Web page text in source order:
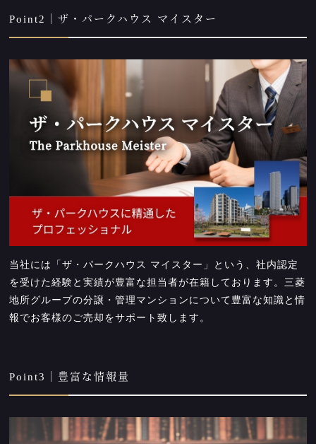
Point2｜ザ・パークハウス マイスター
当社には「ザ・パークハウス マイスター」という、社内認定
を受けた経験と実績が豊富な担当者が在籍しております。三菱
地所グループの分譲・管理マンションについて豊富な知識と情
報でお客様のご売却をサポート致します。
Point3｜豊富な情報量